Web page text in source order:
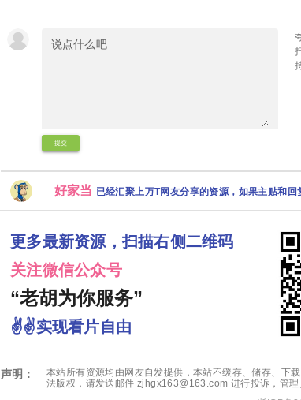
提交
好家当 已经汇聚上万T网友分享的资源，如果主贴和
更多最新资源，扫描右侧二维码
关注微信公众号
“老胡为你服务”
✌✌实现看片自由
声明：
本站所有资源均由网友自发提供，本站不缓存、储存、下
法版权，请发送邮件 zjhgx163@163.com 进行投诉，管理